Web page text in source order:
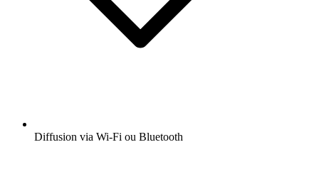
Diffusion via Wi-Fi ou Bluetooth